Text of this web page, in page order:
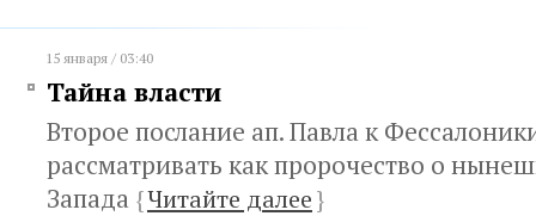
15 января / 03:40
Тайна власти
Второе послание ап. Павла к
рассматривать как пророчество о
Запада {Читайте далее}